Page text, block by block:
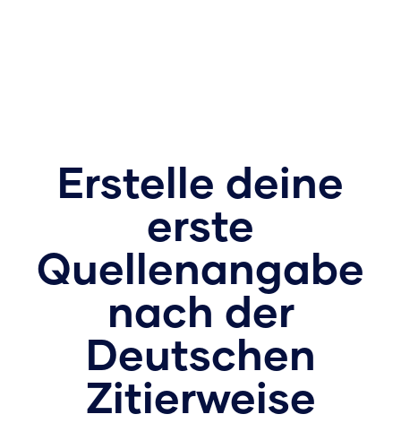
Erstelle deine
erste
Quellenangabe
nach der
Deutschen
Zitierweise